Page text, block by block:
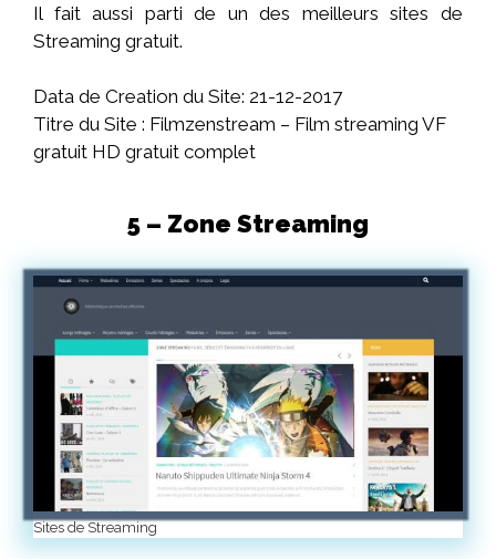
Il fait aussi parti de un des meilleurs sites de
Streaming gratuit.
Data de Creation du Site: 21-12-2017
Titre du Site : Filmzenstream – Film streaming VF
gratuit HD gratuit complet
5 – Zone Streaming
Sites de Streaming